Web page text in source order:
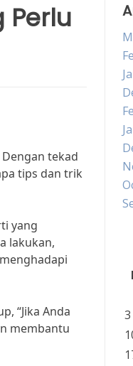
Perlu
tekad
tips dan trik
yang
lakukan,
“Jika Anda
membantu
3